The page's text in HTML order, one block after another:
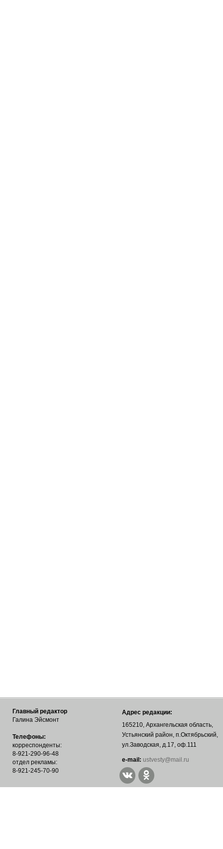
Главный редактор
Галина Эйсмонт
Телефоны:
корреспонденты:
8-921-290-96-48
отдел рекламы:
8-921-245-70-90
Адрес редакции:
165210, Архангельская область,
Устьянский район, п.Октябрьский,
ул.Заводская, д.17, оф.111
е-mail: ustvesty@mail.ru